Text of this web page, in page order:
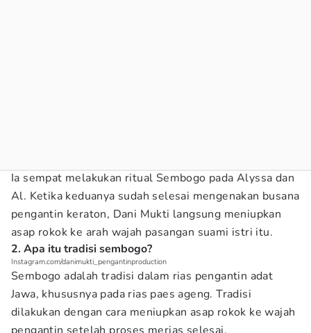
Ia sempat melakukan ritual Sembogo pada Alyssa dan
Al. Ketika keduanya sudah selesai mengenakan busana
pengantin keraton, Dani Mukti langsung meniupkan
asap rokok ke arah wajah pasangan suami istri itu.
2. Apa itu tradisi sembogo?
Instagram.com/danimukti_pengantinproduction
Sembogo adalah tradisi dalam rias pengantin adat
Jawa, khususnya pada rias paes ageng. Tradisi
dilakukan dengan cara meniupkan asap rokok ke wajah